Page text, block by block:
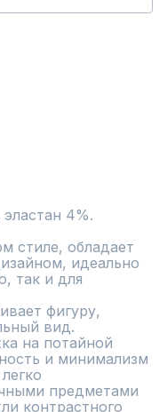
4%.
стиле, обладает
идеально
так и для
фигуру,
вид.
на потайной
и минимализм
предметами
контрастного